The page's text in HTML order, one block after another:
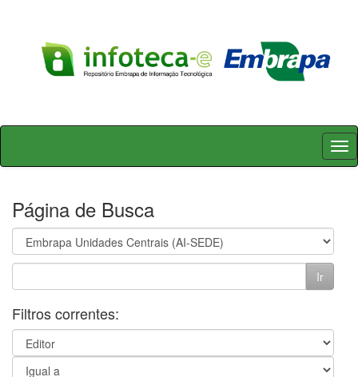
Skip
Página de Busca
Filtros correntes: